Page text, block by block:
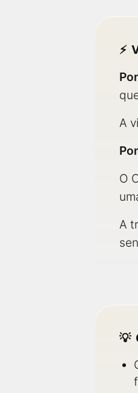
A
O
A